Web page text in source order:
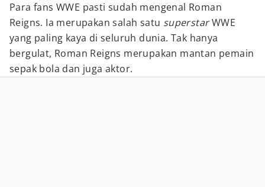
Para fans WWE pasti sudah mengenal Roman
Reigns. Ia merupakan salah satu superstarWWE
yang paling kaya di seluruh dunia. Tak hanya
bergulat, Roman Reigns merupakan mantan pemain
sepak bola dan juga aktor.